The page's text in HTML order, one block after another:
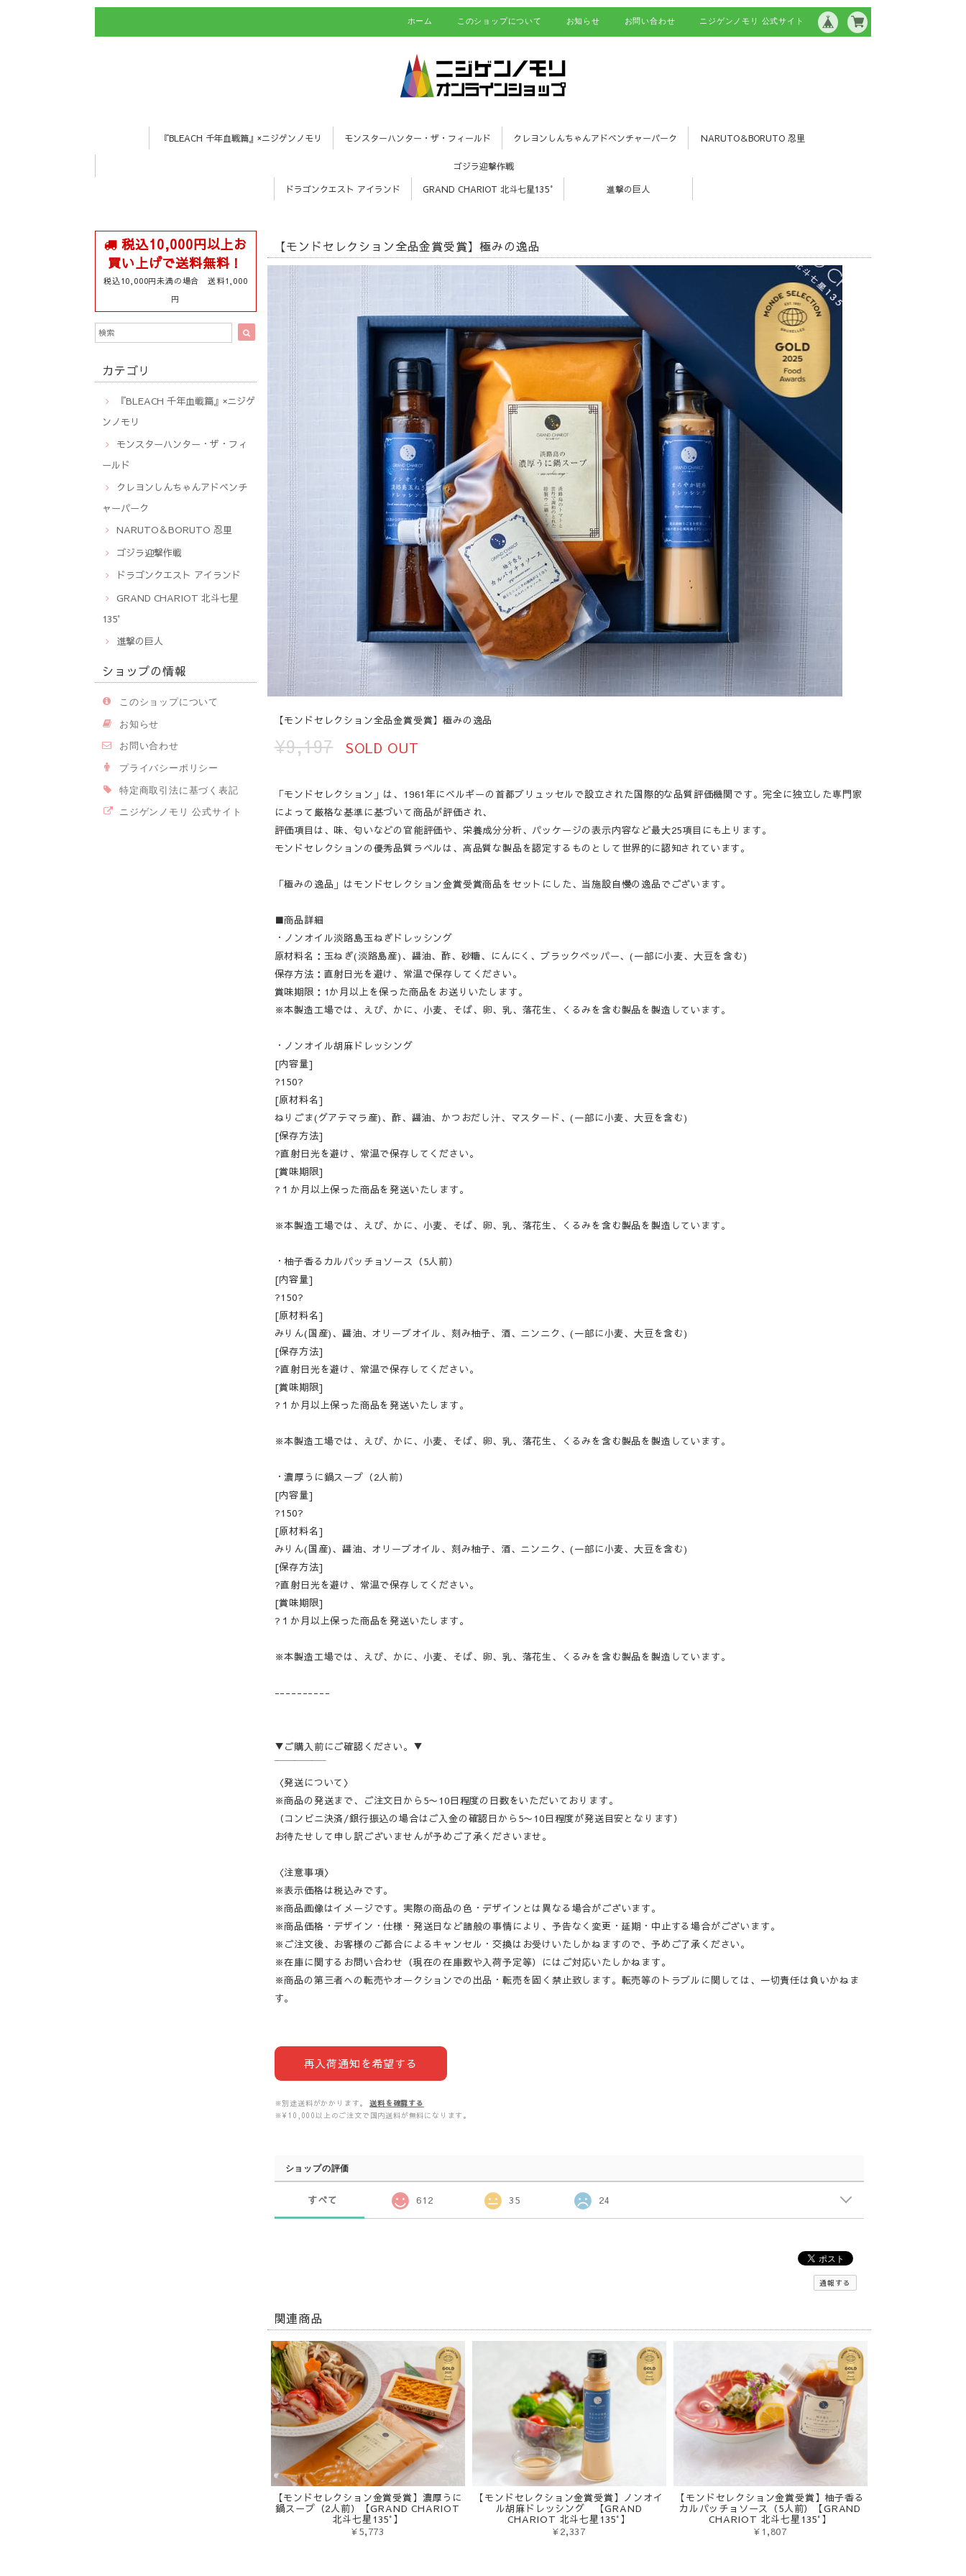
ホーム このショップについて お知らせ お問い合わせ ニジゲンノモリ 公式サイト
『BLEACH 千年血戦篇』×ニジゲンノモリ モンスターハンター・ザ・フィールド クレヨンしんちゃんアドベンチャーパーク NARUTO＆BORUTO 忍里
ゴジラ迎撃作戦
ドラゴンクエスト アイランド
GRAND CHARIOT 北斗七星135° 進撃の巨人
税込10,000円以上お
買い上げで送料無料！
税込10,000円未満の場合 送料1,000
円
カテゴリ
『BLEACH 千年血戦篇』×ニジゲ
ンノモリ
モンスターハンター・ザ・フィ
ールド
クレヨンしんちゃんアドベンチ
ャーパーク
NARUTO＆BORUTO 忍里
ゴジラ迎撃作戦
ドラゴンクエスト アイランド
GRAND CHARIOT 北斗七星
135°
進撃の巨人
ショップの情報
このショップについて
お知らせ
お問い合わせ
プライバシーポリシー
特定商取引法に基づく表記
ニジゲンノモリ 公式サイト
【モンドセレクション全品金賞受賞】極みの逸品
【モンドセレクション全品金賞受賞】極みの逸品
¥9,197 SOLD OUT
「モンドセレクション」は、1961年にベルギーの首都ブリュッセルで設立された国際的な品質評価機関です。完全に独立した専門家
によって厳格な基準に基づいて商品が評価され、
評価項目は、味、匂いなどの官能評価や、栄養成分分析、パッケージの表示内容など最大25項目にも上ります。
モンドセレクションの優秀品質ラベルは、高品質な製品を認定するものとして世界的に認知されています。
「極みの逸品」はモンドセレクション金賞受賞商品をセットにした、当施設自慢の逸品でございます。
■商品詳細
・ノンオイル淡路島玉ねぎドレッシング
原材料名：玉ねぎ(淡路島産)、醤油、酢、砂糖、にんにく、ブラックペッパー、(一部に小麦、大豆を含む)
保存方法：直射日光を避け、常温で保存してください。
賞味期限：1か月以上を保った商品をお送りいたします。
※本製造工場では、えび、かに、小麦、そば、卵、乳、落花生、くるみを含む製品を製造しています。
・ノンオイル胡麻ドレッシング
[内容量]
?150?
[原材料名]
ねりごま(グアテマラ産)、酢、醤油、かつおだし汁、マスタード、(一部に小麦、大豆を含む)
[保存方法]
?直射日光を避け、常温で保存してください。
[賞味期限]
?１か月以上保った商品を発送いたします。
※本製造工場では、えび、かに、小麦、そば、卵、乳、落花生、くるみを含む製品を製造しています。
・柚子香るカルパッチョソース（5人前）
[内容量]
?150?
[原材料名]
みりん(国産)、醤油、オリーブオイル、刻み柚子、酒、ニンニク、(一部に小麦、大豆を含む)
[保存方法]
?直射日光を避け、常温で保存してください。
[賞味期限]
?１か月以上保った商品を発送いたします。
※本製造工場では、えび、かに、小麦、そば、卵、乳、落花生、くるみを含む製品を製造しています。
・濃厚うに鍋スープ（2人前）
[内容量]
?150?
[原材料名]
みりん(国産)、醤油、オリーブオイル、刻み柚子、酒、ニンニク、(一部に小麦、大豆を含む)
[保存方法]
?直射日光を避け、常温で保存してください。
[賞味期限]
?１か月以上保った商品を発送いたします。
※本製造工場では、えび、かに、小麦、そば、卵、乳、落花生、くるみを含む製品を製造しています。
----------
▼ご購入前にご確認ください。▼
‾‾‾‾‾‾‾‾‾‾‾‾‾‾‾
〈発送について〉
※商品の発送まで、ご注文日から5〜10日程度の日数をいただいております。
（コンビニ決済/銀行振込の場合はご入金の確認日から5〜10日程度が発送目安となります）
お待たせして申し訳ございませんが予めご了承くださいませ。
〈注意事項〉
※表示価格は税込みです。
※商品画像はイメージです。実際の商品の色・デザインとは異なる場合がございます。
※商品価格・デザイン・仕様・発送日など諸般の事情により、予告なく変更・延期・中止する場合がございます。
※ご注文後、お客様のご都合によるキャンセル・交換はお受けいたしかねますので、予めご了承ください。
※在庫に関するお問い合わせ（現在の在庫数や入荷予定等）にはご対応いたしかねます。
※商品の第三者への転売やオークションでの出品・転売を固く禁止致します。転売等のトラブルに関しては、一切責任は負いかねま
す。
再入荷通知を希望する
※別途送料がかかります。
送料を確認する
※¥10,000以上のご注文で国内送料が無料になります。
ショップの評価
すべて 612 35 24
通報する
関連商品
【モンドセレクション金賞受賞】濃厚うに
鍋スープ（2人前）【GRAND CHARIOT
北斗七星135°】
¥5,773
【モンドセレクション金賞受賞】ノンオイ
ル胡麻ドレッシング 【GRAND
CHARIOT 北斗七星135°】
¥2,337
【モンドセレクション金賞受賞】柚子香る
カルパッチョソース（5人前）【GRAND
CHARIOT 北斗七星135°】
¥1,807